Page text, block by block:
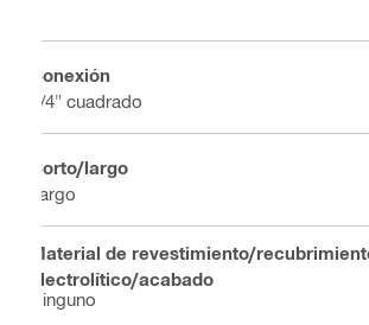
Conexión
3/4" cuadrado
Corto/largo
Largo
Material de revestimiento/
electrolítico/acabado
Ninguno